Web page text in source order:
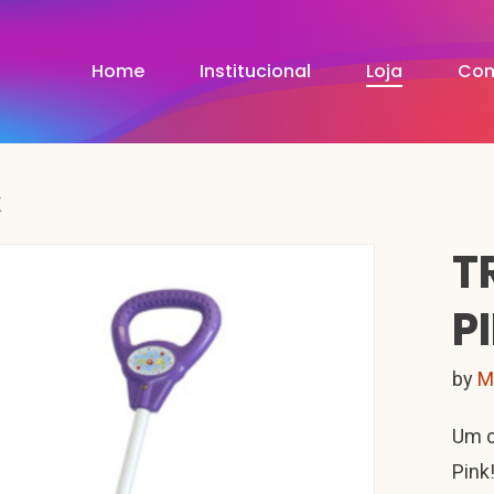
Home Institucional Loja
by
Um